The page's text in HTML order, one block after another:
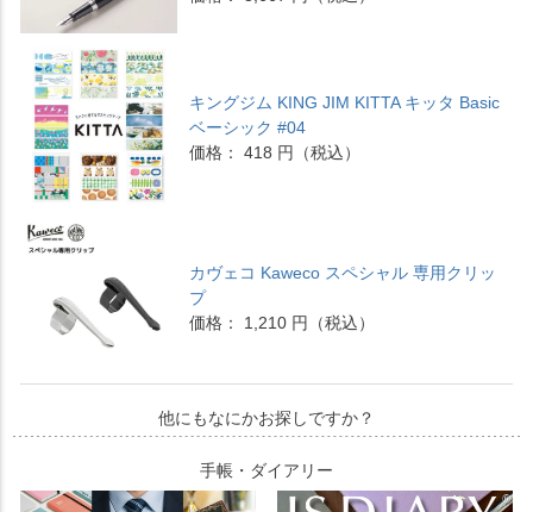
キングジム KING JIM KITTA キッタ Basic
ベーシック #04
価格： 418 円（税込）
カヴェコ Kaweco スペシャル 専用クリッ
プ
価格： 1,210 円（税込）
他にもなにかお探しですか？
手帳・ダイアリー